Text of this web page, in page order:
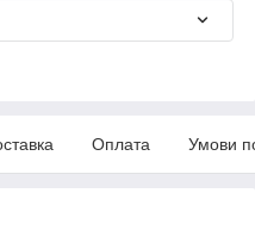
Оплата Умови